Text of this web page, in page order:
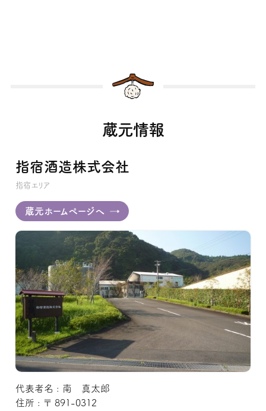
蔵元情報
指宿酒造株式会社
指宿エリア
蔵元ホームページへ
代表者名 : 南 真太郎
住所 : 〒 891-0312